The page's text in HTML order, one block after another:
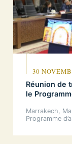
30
Réunion de
le
Marrakech,
Programme